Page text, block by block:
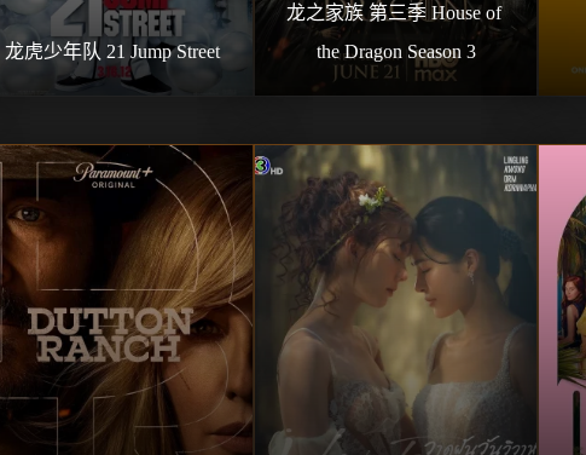
龙虎少年队 21 Jump Street
龙之家族 第三季 House of
the Dragon Season 3